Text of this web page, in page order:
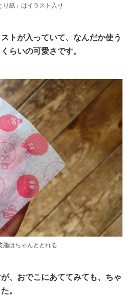
紙」はイラスト入り
トが入っていて、なんだか使う
らいの可愛さです。
脂はちゃんととれる
、おでこにあててみても、ちゃ
。